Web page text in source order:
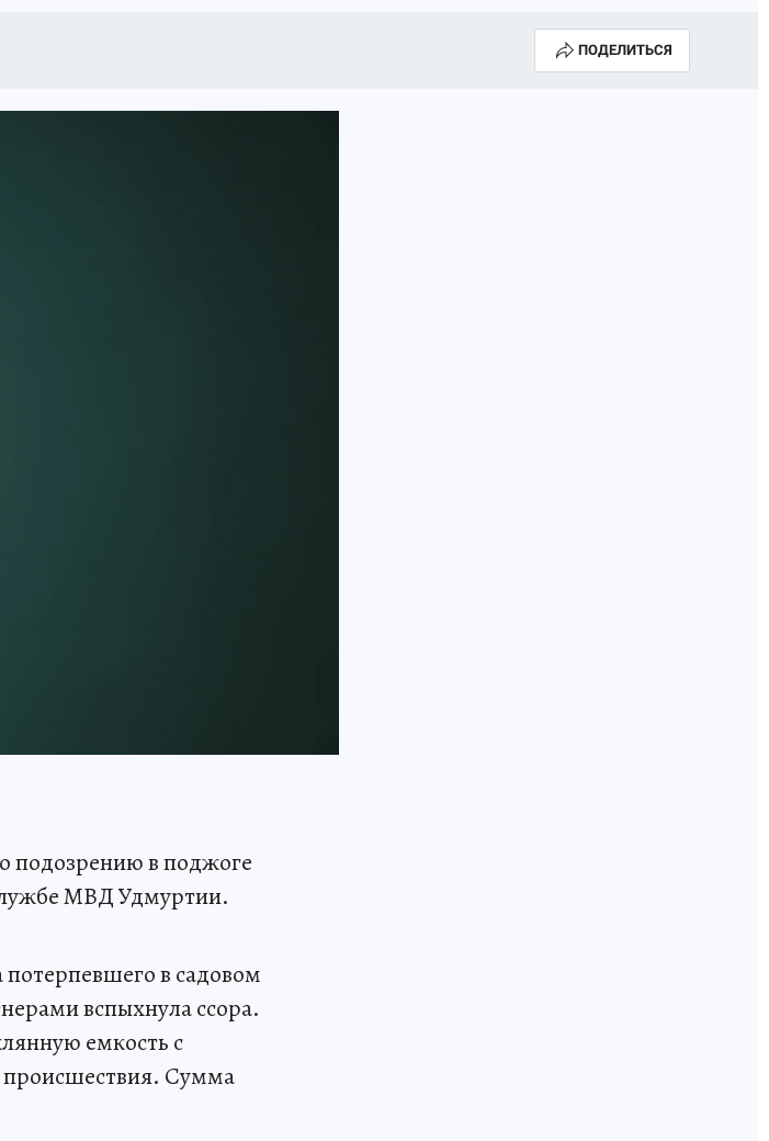
ПОДЕЛИТЬСЯ
подозрению в поджоге
МВД Удмуртии.
в садовом
вспыхнула ссора.
емкость с
происшествия. Сумма